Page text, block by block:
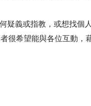
疑義或指教，或想找個
很希望能與各位互動，